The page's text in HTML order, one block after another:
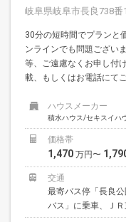
岐阜県岐阜市長良738番
30分の短時間でプランと
ンラインでも問題ござい
等、ご遠慮なくお申し付
載、もしくはお電話にて
ハウスメーカー
積水ハウス/セキスイハ
価格帯
1,470 万円〜
交通
最寄バス停「長良
バス」に乗車、Ｊ